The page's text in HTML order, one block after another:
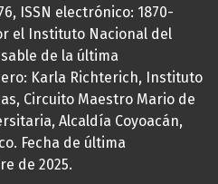
ISSN electrónico: 1870-
el Instituto Nacional del
de la última
Karla Richterich, Instituto
Circuito Maestro Mario de
Alcaldía Coyoacán,
Fecha de última
de 2025.